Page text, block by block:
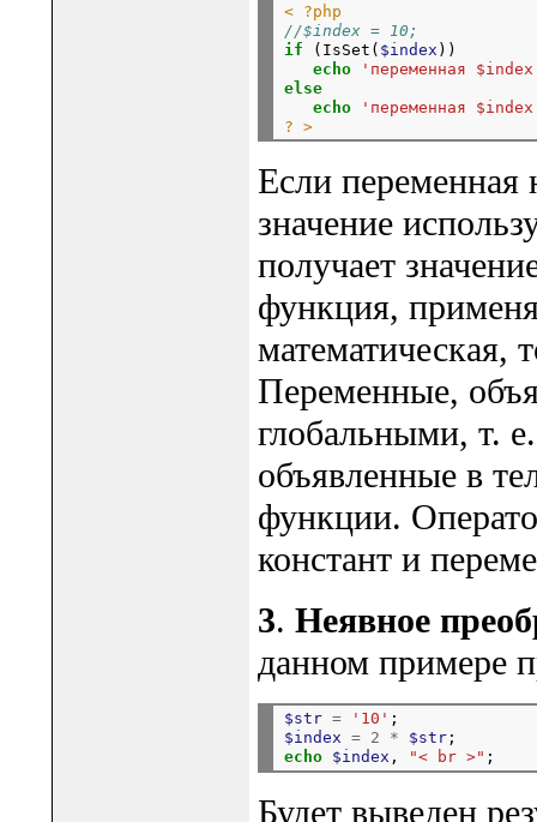
< ?php
//$index = 10;
if (IsSet( $index ))
echo
'переменная
else
echo
'переменная
? >
Если переменная
значение
получает
функция,
математическая,
Переменные,
глобальными, т.
объявленные в
функции.
констант и
3. Неявное
данном примере
$str = '10'
$index = 2 * $str
echo
$index , "< br >"
Будет выведен